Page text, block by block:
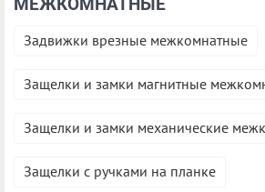
Задвижки врезные межкомнатные
Защелки и замки магнитные
Защелки и замки механические
Защелки с ручками на планке